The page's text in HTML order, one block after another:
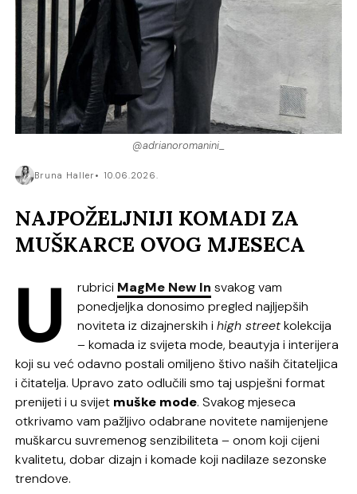
@adrianoromanini_
Bruna Haller 10.06.2026.
NAJPOŽELJNIJI KOMADI ZA
MUŠKARCE OVOG MJESECA
U rubrici MagMe New In svakog vam
ponedjeljka donosimo pregled najljepših
noviteta iz dizajnerskih ihigh streetkolekcija
– komada iz svijeta mode, beautyja i interijera
koji su već odavno postali omiljeno štivo naših čitateljica
i čitatelja. Upravo zato odlučili smo taj uspješni format
prenijeti i u svijet muške mode. Svakog mjeseca
otkrivamo vam pažljivo odabrane novitete namijenjene
muškarcu suvremenog senzibiliteta – onom koji cijeni
kvalitetu, dobar dizajn i komade koji nadilaze sezonske
trendove.